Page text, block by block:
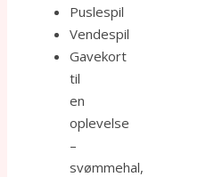
Puslespil
Vendespil
Gavekort
til
en
oplevelse
–
svømmehal,